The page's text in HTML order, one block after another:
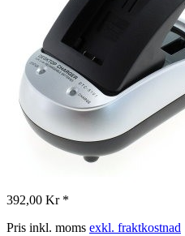
392,00 Kr *
Pris inkl. moms exkl. fraktkostnad